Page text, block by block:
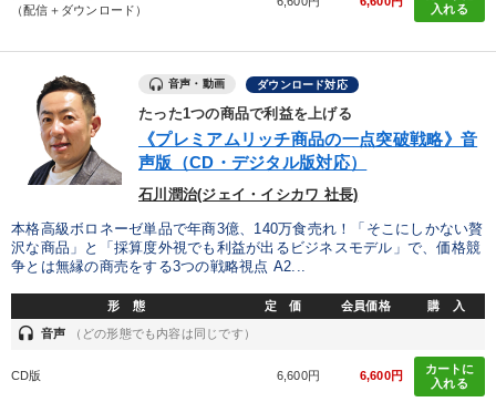
ondemand_video 経営音声・動画を探す refresh 更新する
全国経営者セミナー収録物以外の経営教材（全761タイトル）からお探
しいただけます
カテゴリー
【2026年7月】音声・映像ご案内商品
2025年夏季全国経営者セミナー収録講演ＣＤ・講演ＤＶＤ・デジ
147回春季大会 《強い財務を実践する経営者》講話４選
「儲けの本質」を突く 経営リーダーの考え方と戦略を学ぶ
（配信＋ダウンロード）
入れる
音声・動画 ダウンロード対応
たった1つの商品で利益を上げる
《プレミアムリッチ商品の一点突破戦略》音
声版（CD・デジタル版対応）
石川潤治(ジェイ・イシカワ 社長)
本格高級ボロネーゼ単品で年商3億、140万食売れ！「そこにしかない贅
沢な商品」と「採算度外視でも利益が出るビジネスモデル」で、価格競
争とは無縁の商売をする3つの戦略視点 A2...
形 態 定 価 会員価格 購 入
headset 音声 （どの形態でも内容は同じです）
CD版 6,600円 6,600円
カートに
入れる